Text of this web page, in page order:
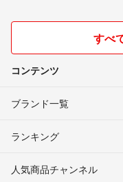
すべ
コンテンツ
ブランド一覧
ランキング
人気商品チャンネル